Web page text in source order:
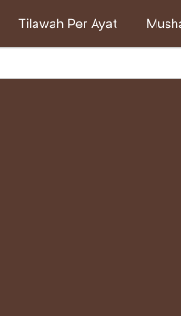
Tilawah Per Ayat